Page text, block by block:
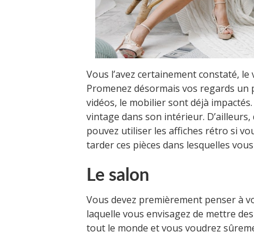
Vous l’avez certainement constaté,
Promenez désormais vos regards
vidéos, le mobilier sont déjà
vintage dans son intérieur.
pouvez utiliser les affiches rétro si
tarder ces pièces dans lesquelles
Le salon
Vous devez premièrement penser à
laquelle vous envisagez de mettre
tout le monde et vous voudrez